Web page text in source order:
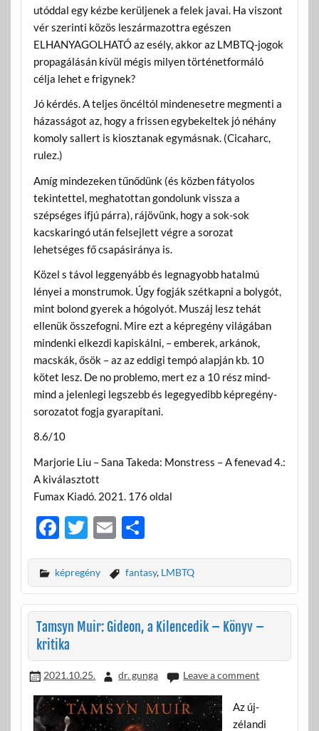
utóddal egy kézbe kerüljenek a felek javai. Ha viszont
vér szerinti közös leszármazottra egészen
ELHANYAGOLHATÓ az esély, akkor az LMBTQ-jogok
propagálásán kívül mégis milyen történetformáló
célja lehet e frigynek?
Jó kérdés. A teljes öncéltól mindenesetre megmenti a
házasságot az, hogy a frissen egybekeltek jó néhány
komoly sallert is kiosztanak egymásnak. (Cicaharc,
rulez.)
Amíg mindezeken tűnődünk (és közben fátyolos
tekintettel, meghatottan gondolunk vissza a
szépséges ifjú párra), rájövünk, hogy a sok-sok
kacskaringó után felsejlett végre a sorozat
lehetséges fő csapásiránya is.
Közel s távol leggenyább és legnagyobb hatalmú
lényei a monstrumok. Úgy fogják szétkapni a bolygót,
mint bolond gyerek a hógolyót. Muszáj lesz tehát
ellenük összefogni. Mire ezt a képregény világában
mindenki elkezdi kapiskálni, – emberek, arkánok,
macskák, ősök – az az eddigi tempó alapján kb. 10
kötet lesz. De no problemo, mert ez a 10 rész mind-
mind a jelenlegi legszebb és legegyedibb képregény-
sorozatot fogja gyarapítani.
8.6/10
Marjorie Liu – Sana Takeda: Monstress – A fenevad 4.:
A kiválasztott
Fumax Kiadó. 2021. 176 oldal
F
e
b
o
o
k
T
itt
er
E
ail
O
za
m
e
g
képregény fantasy, LMBTQ
Tamsyn Muir: Gideon, a Kilencedik – Könyv –
kritika
2021.10.25. dr. gunga Leave a comment
Az új-
zélandi